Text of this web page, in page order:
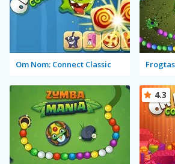
Om Nom: Connect Classic
4.3